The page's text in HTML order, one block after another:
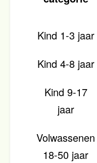
Kind 1-3 jaar
Kind 4-8 jaar
Kind 9-17
jaar
Volwassenen
18-50 jaar